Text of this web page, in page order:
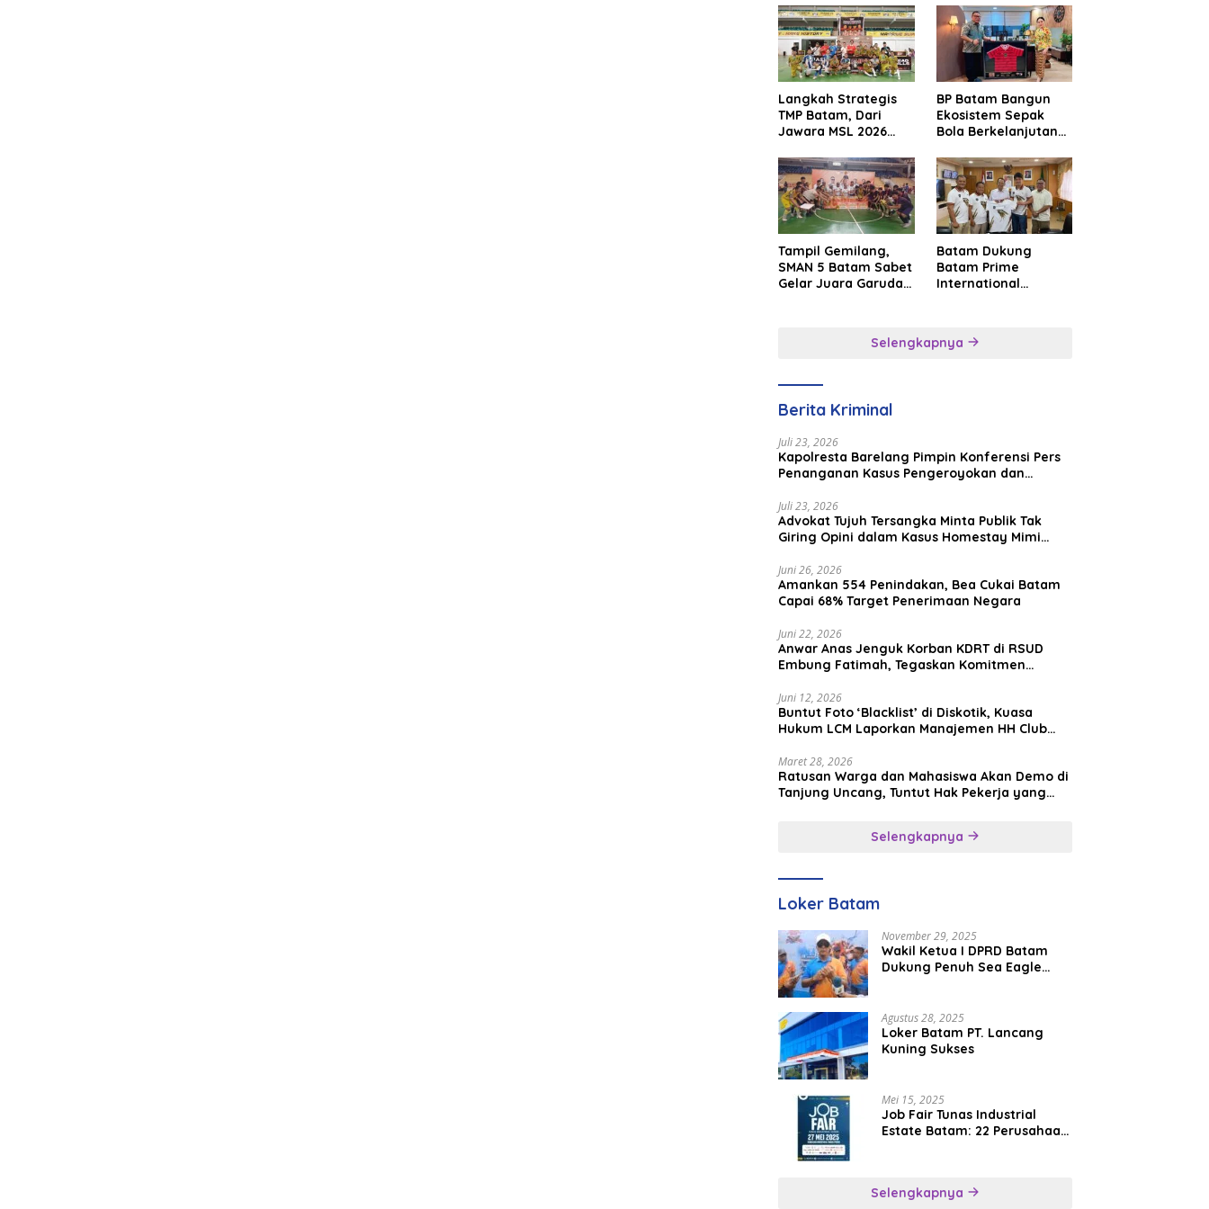
Langkah Strategis
TMP Batam, Dari
Jawara MSL 2026
Internasional
BP Batam Bangun
Ekosistem Sepak
Bola Berkelanjutan
Premier FC
Tampil Gemilang,
SMAN 5 Batam Sabet
Gelar Juara Garuda
Batam Dukung
Batam Prime
International
Tourism dan
Selengkapnya
Berita Kriminal
Juli 23, 2026
Kapolresta Barelang Pimpin Konferensi Pers
Penanganan Kasus Pengeroyokan dan
Juli 23, 2026
Advokat Tujuh Tersangka Minta Publik Tak
Giring Opini dalam Kasus Homestay Mimi
Juni 26, 2026
Amankan 554 Penindakan, Bea Cukai Batam
Capai 68% Target Penerimaan Negara
Juni 22, 2026
Anwar Anas Jenguk Korban KDRT di RSUD
Embung Fatimah, Tegaskan Komitmen
Juni 12, 2026
Buntut Foto ‘Blacklist’ di Diskotik, Kuasa
Hukum LCM Laporkan Manajemen HH Club
Maret 28, 2026
Ratusan Warga dan Mahasiswa Akan Demo di
Tanjung Uncang, Tuntut Hak Pekerja yang
Selengkapnya
Loker Batam
November 29, 2025
Wakil Ketua I DPRD Batam
Dukung Penuh Sea Eagle
Agustus 28, 2025
Loker Batam PT. Lancang
Kuning Sukses
Mei 15, 2025
Job Fair Tunas Industrial
Estate Batam: 22 Perusahaan
Selengkapnya